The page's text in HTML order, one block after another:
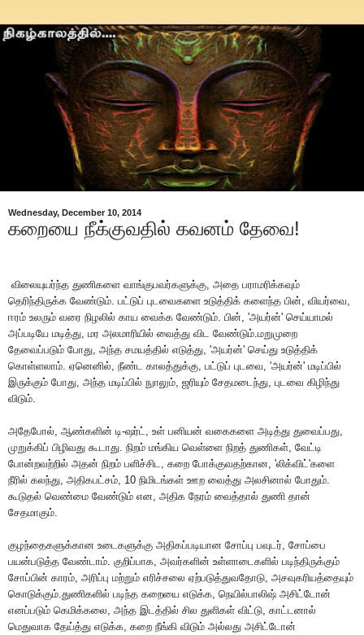
Wednesday, December 10, 2014
கறையை நீக்குவதில் கவனம் தேவை!
விலையுயர்ந்த துணிகளை வாங்குபவர்களுக்கு அதை பராமரிக்கவும்
தெரிந்திருக்க வேண்டும் பட்டுப் புடவைகளை உடுத்திக் களைந்த பின் வியர்வை
ஈரம் உலரும் வரை நிழலில் காய வைக்க வேண்டும் பின் , 'அயர்ன்' செய்யாமல்
அப்படியே மடித்து மர அலமாரியில் வைத்து விட வேண்டும் மறுமுறை
தேவைப்படும் போது அந்த சமயத்தில் எடுத்து , 'அயர்ன்' செய்து உடுத்திக்
கொள்ளலாம் ஏனெனில் நீண்ட காலத்துக்கு பட்டுப் புடவை , 'அயர்ன்' மடிப்பில்
இருக்கும் போது அந்த மடிப்பில் நுாலும் ஜரியும் சேதமடைந்து புடவை கிழிந்து
விடும்
அதேபோல் ஆண்களின் டி-ஷர்ட் உள் பனியன் வகைகளை அடித்து துவைப்பது
முறுக்கிப் பிழிவது கூடாது நிறம் மங்கிய வெள்ளை நிறத் துணிகள் வேட்டி
போன்றவற்றில் அதன் நிறம் பளிச்சிட கறை போக்குவதற்கான , 'லிக்விட் 'களை
நீரில் கலந்து அதிகபட்சம் , 10 நிமிடங்கள் ஊற வைத்து அலசினால் போதும்
கூடுதல் வெண்மை வேண்டும் என அதிக நேரம் வைத்தால் துணி தான்
சேதமாகும்
குழந்தைகளுக்கான உடைகளுக்கு அதிகப்படியான சோப்பு பவுடர் சோப்பை
பயன்படுத்த வேண்டாம் குறிப்பாக அவர்களின் உள்ளாடைகளில் படிந்திருக்கும்
சோப்பின் காரம் அரிப்பு மற்றும் எரிச்சலை ஏற்படுத்துவதோடு அசவுகரியத்தையும்
கொடுக்கும் துணிகளில் படிந்த கறையை எடுக்க நெயில்பாலிஷ் அசிட்டோன்
எனப்படும் கெமிக்கலை அந்த இடத்தில் சில துளிகள் விட்டு காட்டனால்
மெதுவாக தேய்த்து எடுக்க கறை நீங்கி விடும் அல்லது அசிட்டோன்